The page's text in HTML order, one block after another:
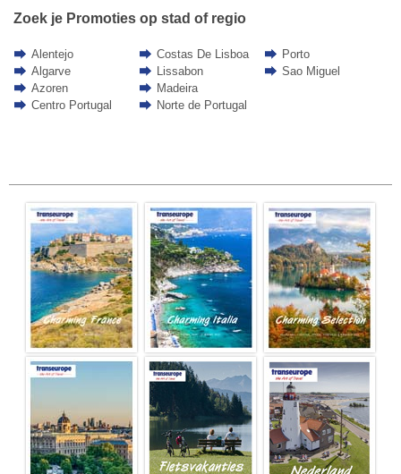
Zoek je Promoties op stad of regio
Alentejo
Algarve
Azoren
Centro Portugal
Costas De Lisboa
Lissabon
Madeira
Norte de Portugal
Porto
Sao Miguel